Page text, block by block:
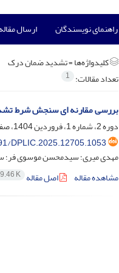
راهنمای نویسندگان ارسال مقاله
کلیدواژه‌ها =تشدید ضمان درک
تعداد مقالات: 1
بررسی مقارنه ای سنجش شرط
دوره 2، شماره 1، فروردین 1404، صفحه
DPLIC.2025.12705.1053
مهدی میری؛ سیدمحسن موسوی فر؛
مشاهده مقاله
اصل مقاله K